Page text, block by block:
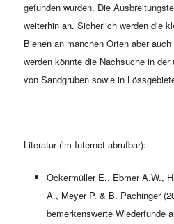
gefunden wurden. Die
weiterhin an. Sicherlich werden die
Bienen an manchen Orten aber
werden könnte die Nachsuche in
von Sandgruben sowie in
Literatur (im Internet abrufbar):
Ockermüller E., Ebmer A.W.,
A., Meyer P. & B. Pachinger
bemerkenswerte Wiederfunde